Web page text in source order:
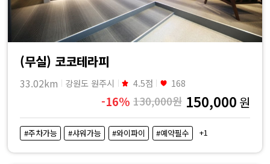
(무실) 코코테라피
33.02km 강원도 원주시 4.5점 168
-16% 130,000원 150,000 원
#주차가능 #샤워가능 #와이파이 #예약필수 +1